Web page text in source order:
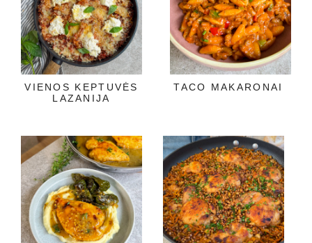
VIENOS KEPTUVĖS
LAZANIJA
TACO MAKARONAI